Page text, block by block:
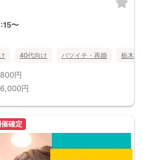
〜
40代向け バツイチ・再婚 栃木県
800円
6,000円
催確定